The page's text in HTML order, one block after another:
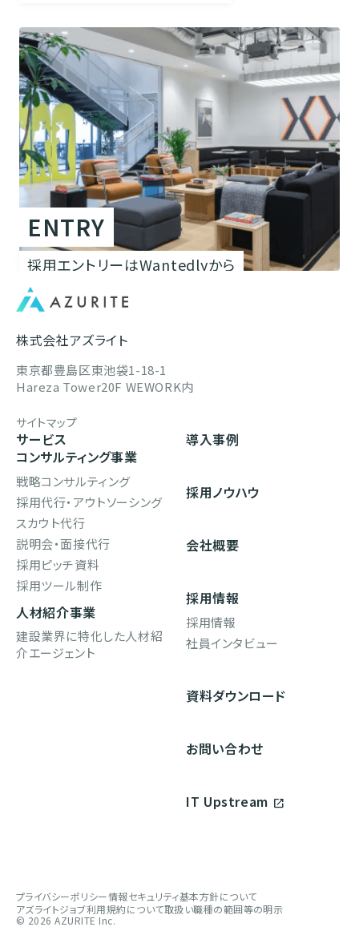
ENTRY
採用エントリーはWantedlyから
株式会社アズライト
東京都豊島区東池袋1-18-1
Hareza Tower20F WEWORK内
サイトマップ
サービス
コンサルティング事業
戦略コンサルティング
採用代行・アウトソーシング
スカウト代行
説明会・面接代行
採用ピッチ資料
採用ツール制作
人材紹介事業
建設業界に特化した人材紹
介エージェント
導入事例
採用ノウハウ
会社概要
採用情報
採用情報
社員インタビュー
資料ダウンロード
お問い合わせ
IT Upstream open_in_new
©︎ 2026 AZURITE Inc.
プライバシーポリシー情報セキュリティ基本方針について
アズライトジョブ利用規約について取扱い職種の範囲等の明示